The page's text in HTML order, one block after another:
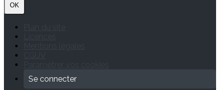
OK
Se connecter